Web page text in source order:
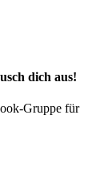
dich aus!
Gruppe für